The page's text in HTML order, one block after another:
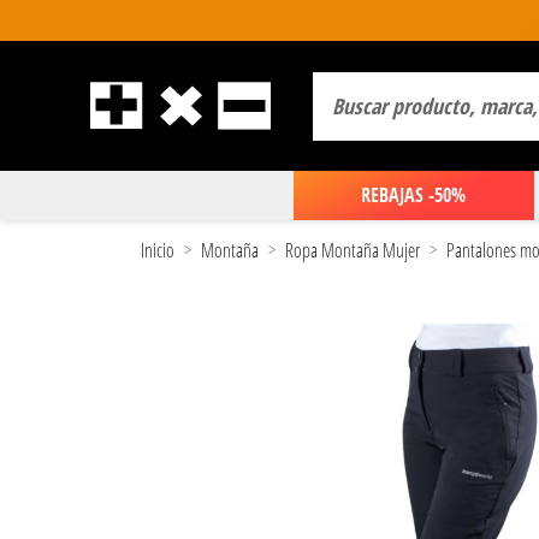
REBAJAS -50%
Inicio Montaña Ropa Montaña Mujer Pantalones